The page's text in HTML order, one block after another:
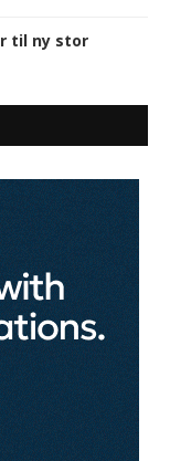
til ny stor